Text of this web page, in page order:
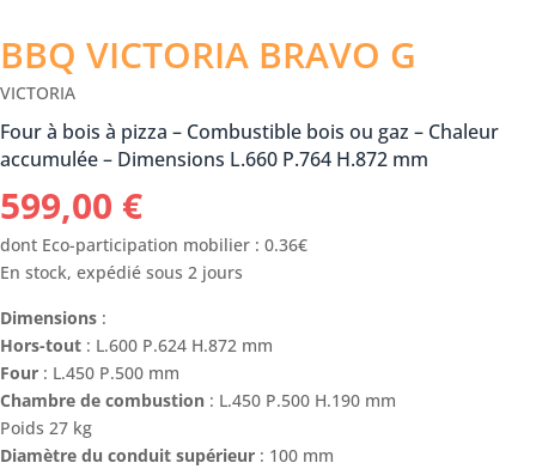
BBQ VICTORIA BRAVO G
VICTORIA
Four à bois à pizza – Combustible bois ou gaz – Chaleur
accumulée – Dimensions L.660 P.764 H.872 mm
599,00 €
dont Eco-participation mobilier : 0.36€
En stock, expédié sous 2 jours
Dimensions :
Hors-tout : L.600 P.624 H.872 mm
Four : L.450 P.500 mm
Chambre de combustion : L.450 P.500 H.190 mm
Poids 27 kg
Diamètre du conduit supérieur : 100 mm